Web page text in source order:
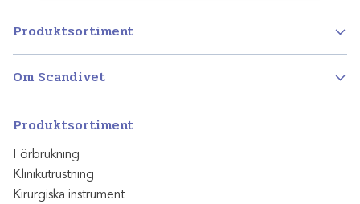
Produktsortiment
Om Scandivet
Produktsortiment
Förbrukning
Klinikutrustning
Kirurgiska instrument